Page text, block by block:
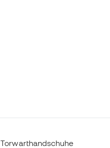
Torwarthandschuhe